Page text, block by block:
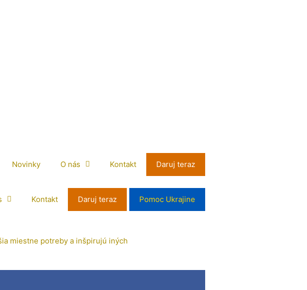
Novinky O nás Kontakt Daruj teraz
Kontakt Daruj teraz Pomoc Ukrajine
miestne potreby a inšpirujú iných